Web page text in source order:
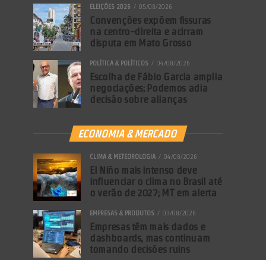
ELEIÇÕES 2026 05/08/2026
Convenções expõem fissuras
na centro-direita e acirram
disputa em Mato Grosso
POLÍTICA & POLÍTICOS 04/08/2026
Escolha de Fábio Garcia amplia
negociações; Podemos adia
decisão sobre alianças
ECONOMIA & MERCADO
CLIMA & METEOROLOGIA 04/08/2026
El Niño mais intenso deve
influenciar o clima no Brasil até
o verão de 2027; MT em alerta
EMPRESAS & PRODUTOS 03/08/2026
Empresas têm mais dados e
dashboards, mas continuam
tomando decisões ruins